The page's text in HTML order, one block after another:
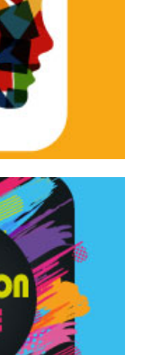
di teatro
– I Edizione